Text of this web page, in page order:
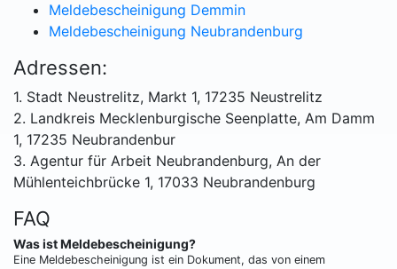
Meldebescheinigung Demmin
Meldebescheinigung Neubrandenburg
Adressen:
1. Stadt Neustrelitz, Markt 1, 17235 Neustrelitz
2. Landkreis Mecklenburgische Seenplatte, Am Damm
1, 17235 Neubrandenbur
3. Agentur für Arbeit Neubrandenburg, An der
Mühlenteichbrücke 1, 17033 Neubrandenburg
FAQ
Was ist Meldebescheinigung?
Eine Meldebescheinigung ist ein Dokument, das von einem